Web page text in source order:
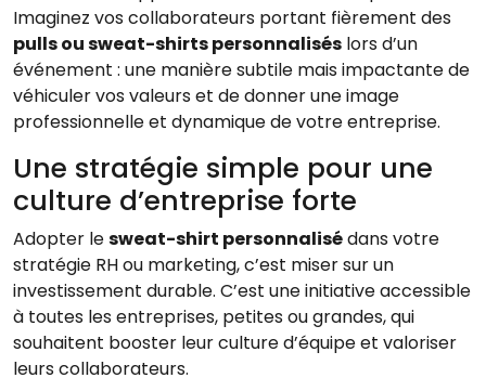
Imaginez vos collaborateurs portant fièrement des
pulls ou sweat-shirts personnalisés lors d’un
événement : une manière subtile mais impactante de
véhiculer vos valeurs et de donner une image
professionnelle et dynamique de votre entreprise.
Une stratégie simple pour une
culture d’entreprise forte
Adopter lesweat-shirt personnalisédans votre
stratégie RH ou marketing, c’est miser sur un
investissement durable. C’est une initiative accessible
à toutes les entreprises, petites ou grandes, qui
souhaitent booster leur culture d’équipe et valoriser
leurs collaborateurs.